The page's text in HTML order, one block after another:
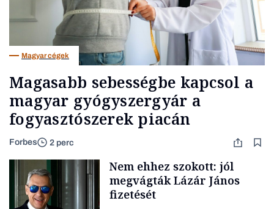
Magyar cégek
Magasabb sebességbe kapcsol a
magyar gyógyszergyár a
fogyasztószerek piacán
Forbes 2 perc
Nem ehhez szokott: jól
megvágták Lázár János
fizetését